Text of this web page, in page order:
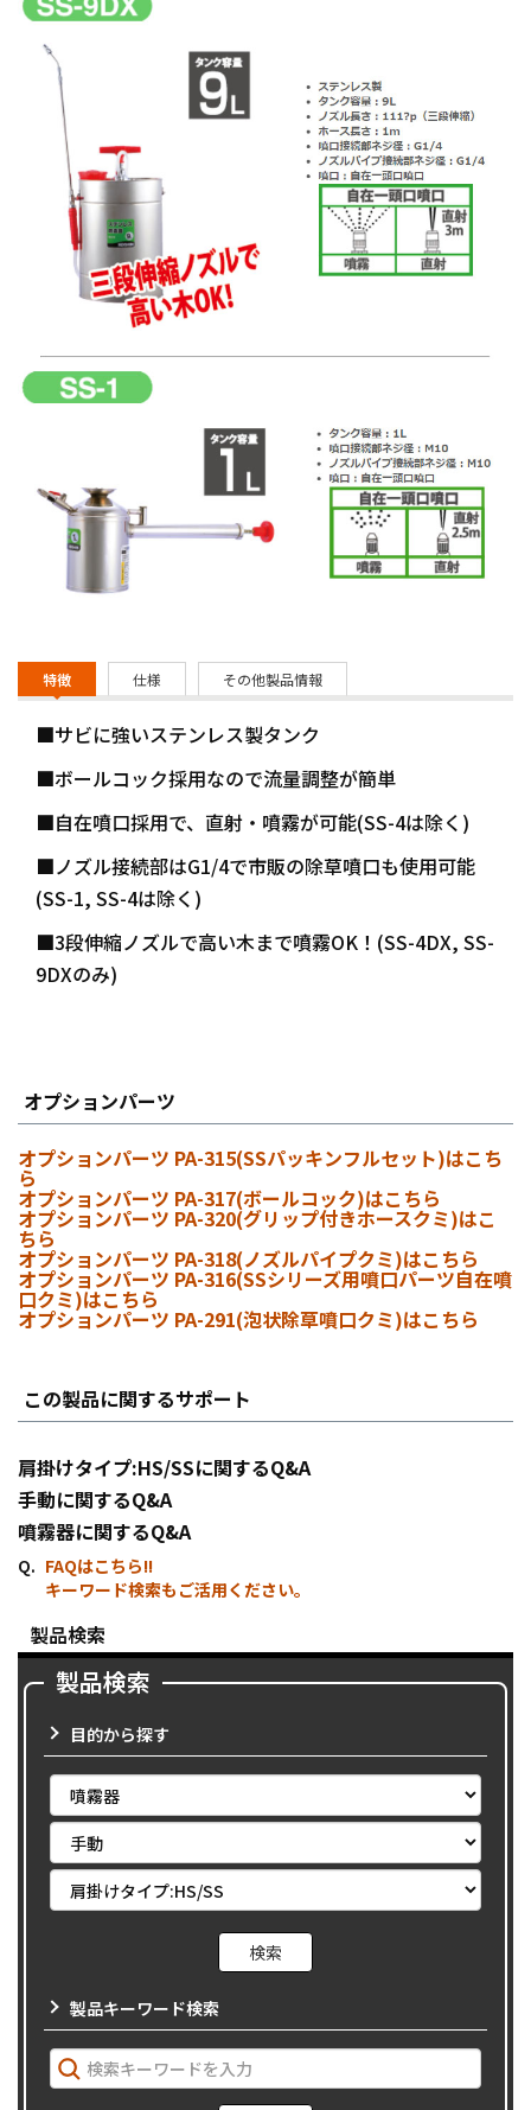
特徴 仕様 その他製品情報
■サビに強いステンレス製タンク
■ボールコック採用なので流量調整が簡単
■自在噴口採用で、直射・噴霧が可能(SS-4は除く)
■ノズル接続部はG1/4で市販の除草噴口も使用可能
(SS-1, SS-4は除く)
■3段伸縮ノズルで高い木まで噴霧OK！(SS-4DX, SS-
9DXのみ)
オプションパーツ
オプションパーツ PA-315(SSパッキンフルセット)はこち
ら
オプションパーツ PA-317(ボールコック)はこちら
オプションパーツ PA-320(グリップ付きホースクミ)はこ
ちら
オプションパーツ PA-318(ノズルパイプクミ)はこちら
オプションパーツ PA-316(SSシリーズ用噴口パーツ自在噴
口クミ)はこちら
オプションパーツ PA-291(泡状除草噴口クミ)はこちら
この製品に関するサポート
肩掛けタイプ:HS/SSに関するQ&A
手動に関するQ&A
噴霧器に関するQ&A
FAQはこちら!!
キーワード検索もご活用ください。
製品検索
製品検索
目的から探す
製品キーワード検索